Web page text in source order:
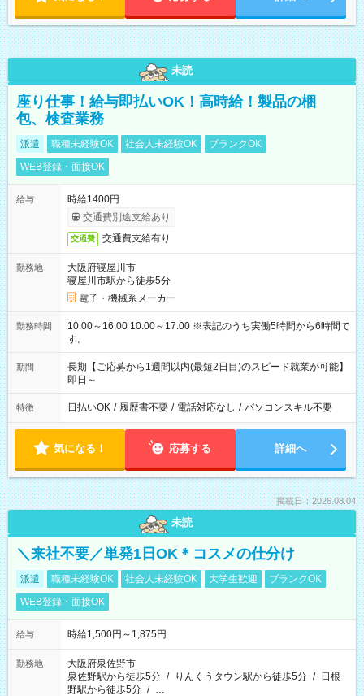
未読
座り仕事！給与即払いOK！高時給！製品の梱
包、検査業務
派遣 職種未経験OK 社会人未経験OK
ブランクOK
WEB登録・面接OK
給与
時給1400円
交通費別途支給あり
交通費 交通費支給有り
勤務地
大阪府寝屋川市
寝屋川市駅から徒歩5分
電子・機械系メーカー
勤務時間
10:00～16:00 10:00～17:00 ※表記のうち実働5時間から6時間で
す。
期間
長期【ご応募から1週間以内(最短2日目)のスピード就業が可能】
即日～
特徴 日払いOK / 履歴書不要 / 電話対応なし / パソコンスキル不要
気になる！ 応募する 詳細へ
掲載日：2026.08.04
未読
＼来社不要／単発1日OK＊コスメの仕分け
派遣 職種未経験OK 社会人未経験OK 大学生歓迎
ブランクOK
WEB登録・面接OK
給与 時給1,500円～1,875円
勤務地
大阪府泉佐野市
泉佐野駅から徒歩5分 / りんくうタウン駅から徒歩5分 / 日根
野駅から徒歩5分 / …